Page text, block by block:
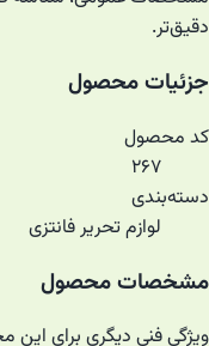
دقیق‌تر.
جزئیات محصول
کد محصول
۲۶۷
دسته‌بندی
لوازم تحریر فانتزی
مشخصات محصول
ویژگی فنی دیگری برای